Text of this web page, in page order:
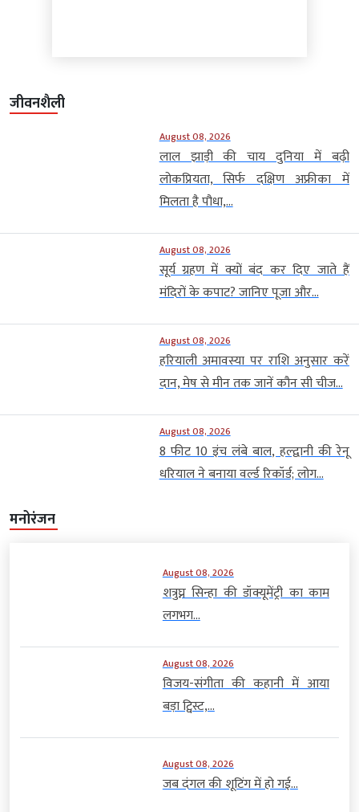
जीवनशैली
August 08, 2026
लाल झाड़ी की चाय दुनिया में बढ़ी
लोकप्रियता, सिर्फ दक्षिण अफ्रीका में
मिलता है पौधा,...
August 08, 2026
सूर्य ग्रहण में क्यों बंद कर दिए जाते हैं
मंदिरों के कपाट? जानिए पूजा और...
August 08, 2026
हरियाली अमावस्या पर राशि अनुसार करें
दान, मेष से मीन तक जानें कौन सी चीज...
August 08, 2026
8 फीट 10 इंच लंबे बाल, हल्द्वानी की रेनू
धरियाल ने बनाया वर्ल्ड रिकॉर्ड; लोग...
मनोरंजन
August 08, 2026
शत्रुघ्न सिन्हा की डॉक्यूमेंट्री का काम
लगभग...
August 08, 2026
विजय-संगीता की कहानी में आया
बड़ा ट्विस्ट,...
August 08, 2026
जब दंगल की शूटिंग में हो गई...